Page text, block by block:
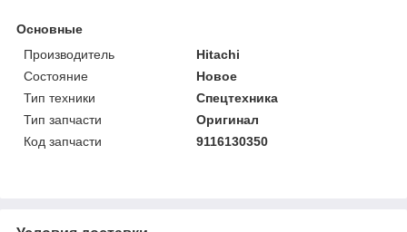
Основные
Производитель
Hitachi
Состояние
Новое
Тип техники
Спецтехника
Тип запчасти
Оригинал
Код запчасти
9116130350